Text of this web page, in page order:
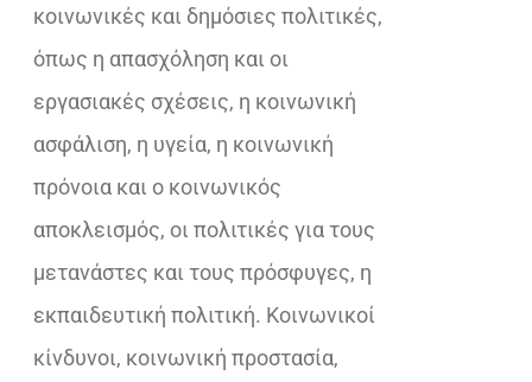
κοινωνικές και δημόσιες πολιτικές,
όπως η απασχόληση και οι
εργασιακές σχέσεις, η κοινωνική
ασφάλιση, η υγεία, η κοινωνική
πρόνοια και ο κοινωνικός
αποκλεισμός, οι πολιτικές για τους
μετανάστες και τους πρόσφυγες, η
εκπαιδευτική πολιτική. Κοινωνικοί
κίνδυνοι, κοινωνική προστασία,